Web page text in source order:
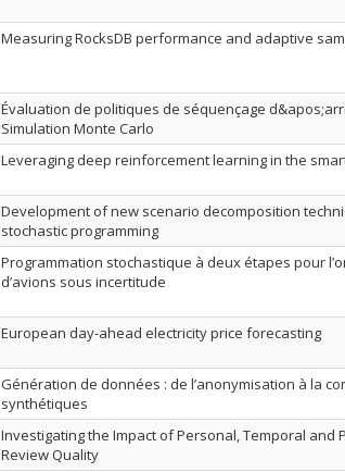
Measuring RocksDB performance and adaptive
Évaluation de politiques de séquençage
Simulation Monte Carlo
Leveraging deep reinforcement learning in the
Development of new scenario decomposition
stochastic programming
Programmation stochastique à deux étapes pour
d’avions sous incertitude
European day-ahead electricity price forecasting
Génération de données : de l’anonymisation à la
synthétiques
Investigating the Impact of Personal, Temporal and
Review Quality